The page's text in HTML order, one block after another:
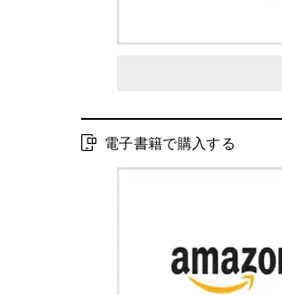
電子書籍で購入する